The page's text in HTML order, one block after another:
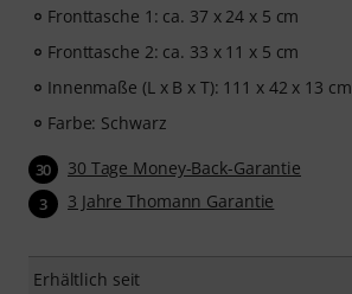
Fronttasche 1: ca. 37 x 24 x 5 cm
Fronttasche 2: ca. 33 x 11 x 5 cm
Innenmaße (L x B x T): 111 x 42 x 13 cm
Farbe: Schwarz
30 30 Tage Money-Back-Garantie
3 3 Jahre Thomann Garantie
Erhältlich seit